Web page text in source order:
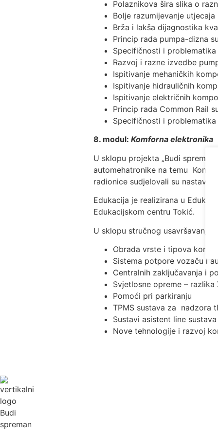
Polaznikova šira slika o
Bolje razumijevanje
Brža i lakša dijagnostika
Princip rada pumpa-dizna
Specifičnosti i
Razvoj i razne izvedbe
Ispitivanje mehaničkih
Ispitivanje hidrauličnih
Ispitivanje električnih
Princip rada Common Rail
Specifičnosti i problematika
8. modul: Komforna elektronika
U sklopu projekta „Budi
automehatronike na temu
radionice sudjelovali su
Edukacija je realizirana u
Edukacijskom centru Tokić.
U sklopu stručnog usavršavanja
Obrada vrste i tipova
Sistema potpore vozaču i
Centralnih zaključavanja i
Svjetlosne opreme –
Pomoći pri parkiranju
TPMS sustava za nadzora
Sustavi asistent line
Nove tehnologije i razvoj